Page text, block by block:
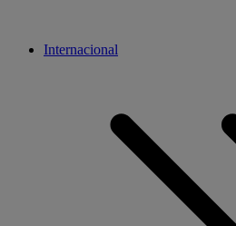
Internacional